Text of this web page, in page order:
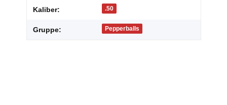
Produkteigenschaft
Wert
Kaliber: .50
Gruppe: Pepperballs